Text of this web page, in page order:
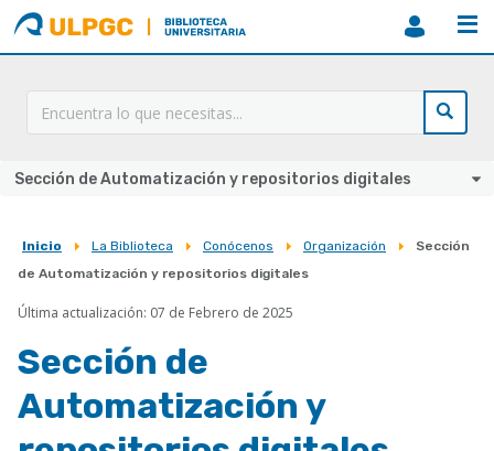
ULPGC
Biblioteca
ULPGC
Sección de Automatización y repositorios digitales
Sobrescribir
ayuda
a
Inicio La Biblioteca Conócenos Organización
Sección
de Automatización y repositorios digitales
Última actualización: 07 de Febrero de 2025
Sección de
Automatización y